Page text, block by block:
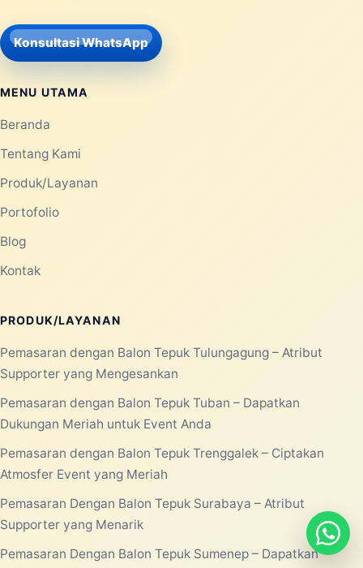
Konsultasi WhatsApp
MENU UTAMA
Beranda
Tentang Kami
Produk/Layanan
Portofolio
Blog
Kontak
PRODUK/LAYANAN
Pemasaran dengan Balon Tepuk Tulungagung – Atribut
Supporter yang Mengesankan
Pemasaran dengan Balon Tepuk Tuban – Dapatkan
Dukungan Meriah untuk Event Anda
Pemasaran dengan Balon Tepuk Trenggalek – Ciptakan
Atmosfer Event yang Meriah
Pemasaran Dengan Balon Tepuk Surabaya – Atribut
Supporter yang Menarik
Pemasaran Dengan Balon Tepuk Sumenep – Dapatkan